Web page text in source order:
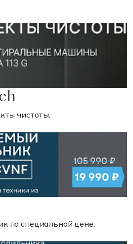
чистоты.
по специальной цене.